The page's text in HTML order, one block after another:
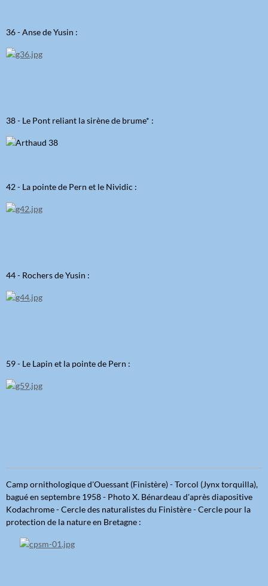
36 - Anse de Yusin :
38 - Le Pont reliant la sirène de brume* :
42 - La pointe de Pern et le Nividic :
44 - Rochers de Yusin :
59 - Le Lapin et la pointe de Pern :
Camp ornithologique d'Ouessant (Finistère) - Torcol (Jynx torquilla),
bagué en septembre 1958 - Photo X. Bénardeau d'après diapositive
Kodachrome - Cercle des naturalistes du Finistère - Cercle pour la
protection de la nature en Bretagne :